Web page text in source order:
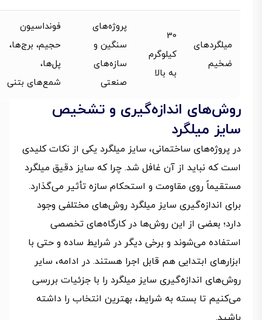
میلگردهای
ضخیم
30
کیلوگرم
به بالا
پروژه‌های
سنگین و
سازه‌های
صنعتی
فونداسیون
حجیم، برج‌ها،
پل‌ها،
شمع‌های بتنی
روش‌های اندازه‌گیری و تشخیص
سایز میلگرد
در پروژه‌های ساختمانی، سایز میلگرد یکی از نکات کلیدی
است که نباید از آن غافل شد. چرا که سایز دقیق میلگرد
مستقیماً روی مقاومت و استحکام سازه تأثیر می‌گذارد.
برای اندازه‌گیری سایز میلگرد روش‌های مختلفی وجود
دارد؛ بعضی از این روش‌ها در کارگاه‌های تخصصی
استفاده می‌شوند و برخی دیگر در شرایط ساده و حتی با
ابزارهای ابتدایی هم قابل اجرا هستند. در ادامه، سایر
روش‌های اندازه‌گیری سایز میلگرد را با جزئیات بررسی
می‌کنیم تا بسته به شرایط، بهترین انتخاب را داشته